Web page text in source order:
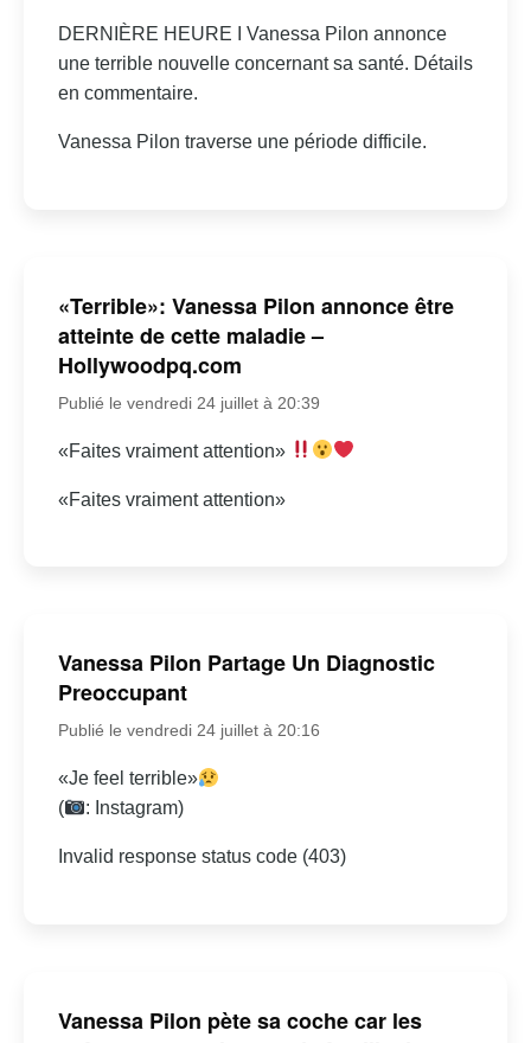
DERNIÈRE HEURE I Vanessa Pilon annonce
une terrible nouvelle concernant sa santé. Détails
en commentaire.
Vanessa Pilon traverse une période difficile.
«Terrible»: Vanessa Pilon annonce être
atteinte de cette maladie –
Hollywoodpq.com
Publié le vendredi 24 juillet à 20:39
«Faites vraiment attention»
«Faites vraiment attention»
Vanessa Pilon Partage Un Diagnostic
Preoccupant
Publié le vendredi 24 juillet à 20:16
«Je feel terrible»
(
: Instagram)
Invalid response status code (403)
Vanessa Pilon pète sa coche car les